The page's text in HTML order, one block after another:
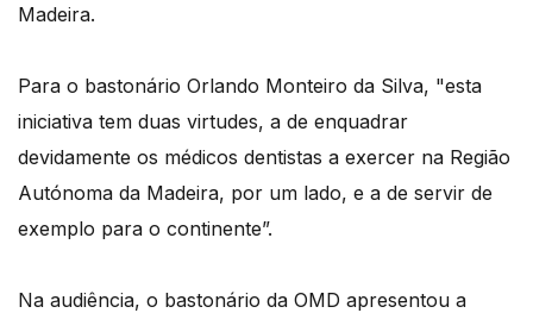
Madeira.
Para o bastonário Orlando Monteiro da Silva, "esta
iniciativa tem duas virtudes, a de enquadrar
devidamente os médicos dentistas a exercer na Região
Autónoma da Madeira, por um lado, e a de servir de
exemplo para o continente”.
Na audiência, o bastonário da OMD apresentou a